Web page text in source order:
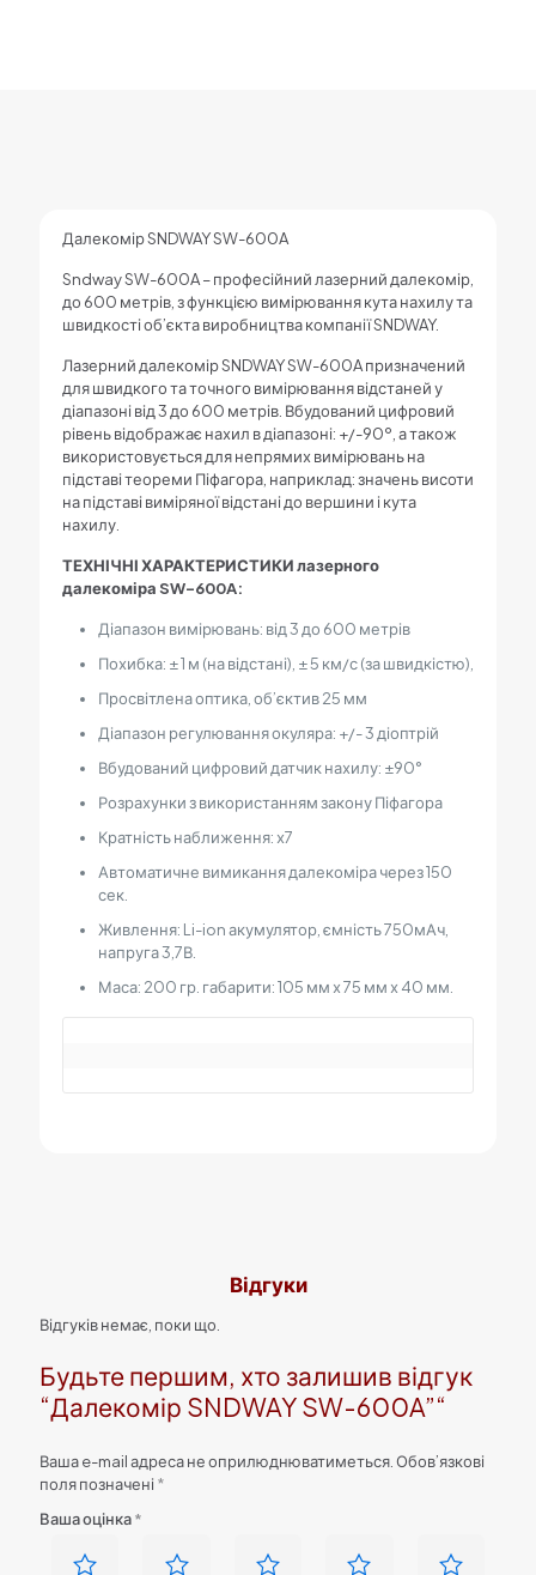
Далекомір SNDWAY SW-600A
Sndway SW-600A – професійний лазерний далекомір,
до 600 метрів, з функцією вимірювання кута нахилу та
швидкості об’єкта виробництва компанії SNDWAY.
Лазерний далекомір SNDWAY SW-600A призначений
для швидкого та точного вимірювання відстаней у
діапазоні від 3 до 600 метрів. Вбудований цифровий
рівень відображає нахил в діапазоні: +/-90º, а також
використовується для непрямих вимірювань на
підставі теореми Піфагора, наприклад: значень висоти
на підставі виміряної відстані до вершини і кута
нахилу.
ТЕХНІЧНІ ХАРАКТЕРИСТИКИ лазерного
далекоміра SW-600A:
Діапазон вимірювань: від 3 до 600 метрів
Похибка: ± 1 м (на відстані), ± 5 км/с (за швидкістю),
Просвітлена оптика, об’єктив 25 мм
Діапазон регулювання окуляра: +/- 3 діоптрій
Вбудований цифровий датчик нахилу: ±90°
Розрахунки з використанням закону Піфагора
Кратність наближення: х7
Автоматичне вимикання далекоміра через 150
сек.
Живлення: Li-ion акумулятор, ємність 750мАч,
напруга 3,7В.
Маса: 200 гр. габарити: 105 мм х 75 мм х 40 мм.
Відгуки
Відгуків немає, поки що.
Будьте першим, хто залишив відгук
“Далекомір SNDWAY SW-600A”“
Ваша e-mail адреса не оприлюднюватиметься. Обов’язкові
поля позначені *
Ваша оцінка*